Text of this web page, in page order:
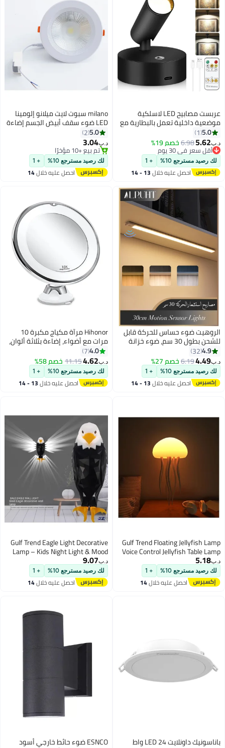
عربست مصابيح LED لاسلكية
موضعية داخلية تعمل بالبطارية مع
جهاز تحكم عن بعد، مصابيح LED
داخلية قابلة للشحن مع مؤقت＆
قابلة للتخفيف، 3CCT مصابيح صور
للحائط، أضواء سبوت لايت مميزة
للنباتات والأعمال الفنية - أسود
5.0
1
د.ب‏5.62
6.98خصم 19%أقل سعر في 30 يوم
بتخلّص بسرعة
أقل سعر في 30 يوم
لك رصيد مسترجع 10% + 1
احصل عليه خلال 13 - 14
milano سبوت لايت ميلانو إلومينا
LED ضوء سقف أبيض الجسم إضاءة
مدمجة للحمام والمرحاض والمطبخ
والأضواء التجارية 10 واط أبيض
5.0
2
د.ب‏3.04
تم بيع +10 مؤخرًا
تم بيع +10 مؤخرًا
لك رصيد مسترجع 10% + 1
احصل عليه خلال14
الروهيت ضوء حساس للحركة قابل
للشحن بطول 30 سم، ضوء خزانة
LED مغناطيسي أبيض مع سطوع
قابل للتعديل، ضوء خزانة لاسلكي
للمطبخ والدرج والخزانة
4.9
32
د.ب‏4.49
6.19خصم 27%
لك رصيد مسترجع 10% + 1
احصل عليه خلال 13 - 14
Hihonor مرآة مكياج مكبرة 10
مرات مع أضواء، إضاءة بثلاثة ألوان،
مرآة حمام مع كوب شفط، مفتاح
ذكي، دوران 360 درجة، محمولة
لمكياج مفصل
4.0
7
د.ب‏4.62
11.15خصم 58%
لك رصيد مسترجع 10% + 1
احصل عليه خلال 13 - 14
Gulf Trend Floating Jellyfish Lamp
Voice Control Jellyfish Table Lamp
with Dancing Legs Jellyfish Table
Lamp for Kids Hanging Jellyfish
Night Light for Home Office
Bedroom Bedside Table Lamp
د.ب‏5.18
لك رصيد مسترجع 10% + 1
احصل عليه خلال14
Gulf Trend Eagle Light Decorative
Lamp – Kids Night Light & Mood
Light – LED Wall Light with
Remote Control – Magnetic, USB
Rechargeable, Battery Powered –
Removable Eagle LED Wall
د.ب‏9.07
لك رصيد مسترجع 10% + 1
احصل عليه خلال14
باناسونيك داونلايت LED 24 واط ESNCO ضوء حائط خارجي أسود